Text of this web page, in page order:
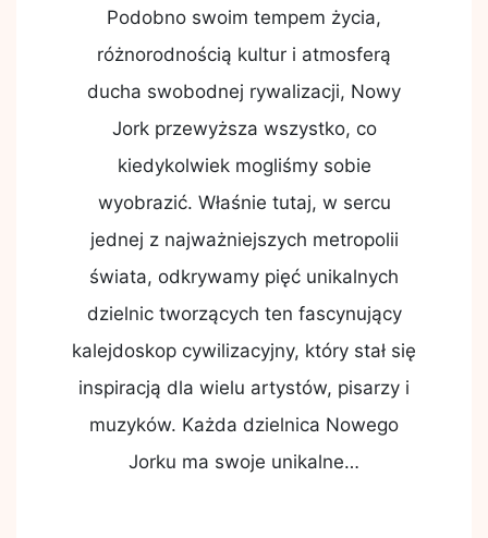
Podobno swoim tempem życia,
różnorodnością kultur i atmosferą
ducha swobodnej rywalizacji, Nowy
Jork przewyższa wszystko, co
kiedykolwiek mogliśmy sobie
wyobrazić. Właśnie tutaj, w sercu
jednej z najważniejszych metropolii
świata, odkrywamy pięć unikalnych
dzielnic tworzących ten fascynujący
kalejdoskop cywilizacyjny, który stał się
inspiracją dla wielu artystów, pisarzy i
muzyków. Każda dzielnica Nowego
Jorku ma swoje unikalne…